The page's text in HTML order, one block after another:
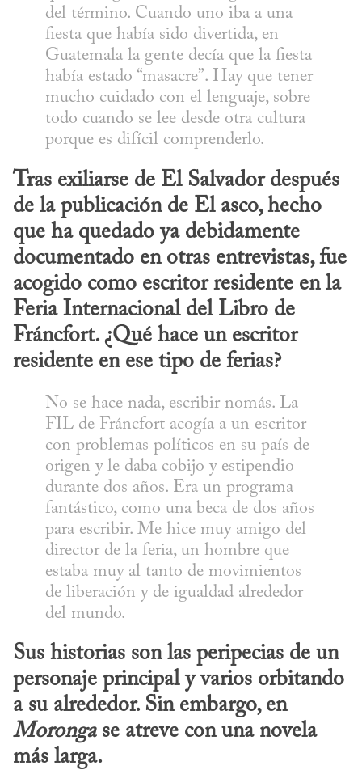
del término. Cuando uno iba a una
fiesta que había sido divertida, en
Guatemala la gente decía que la fiesta
había estado “masacre”. Hay que tener
mucho cuidado con el lenguaje, sobre
todo cuando se lee desde otra cultura
porque es difícil comprenderlo.
Tras exiliarse de El Salvador después
de la publicación de El asco, hecho
que ha quedado ya debidamente
documentado en otras entrevistas, fue
acogido como escritor residente en la
Feria Internacional del Libro de
Fráncfort. ¿Qué hace un escritor
residente en ese tipo de ferias?
No se hace nada, escribir nomás. La
FIL de Fráncfort acogía a un escritor
con problemas políticos en su país de
origen y le daba cobijo y estipendio
durante dos años. Era un programa
fantástico, como una beca de dos años
para escribir. Me hice muy amigo del
director de la feria, un hombre que
estaba muy al tanto de movimientos
de liberación y de igualdad alrededor
del mundo.
Sus historias son las peripecias de un
personaje principal y varios orbitando
a su alrededor. Sin embargo, en
Moronga se atreve con una novela
más larga.